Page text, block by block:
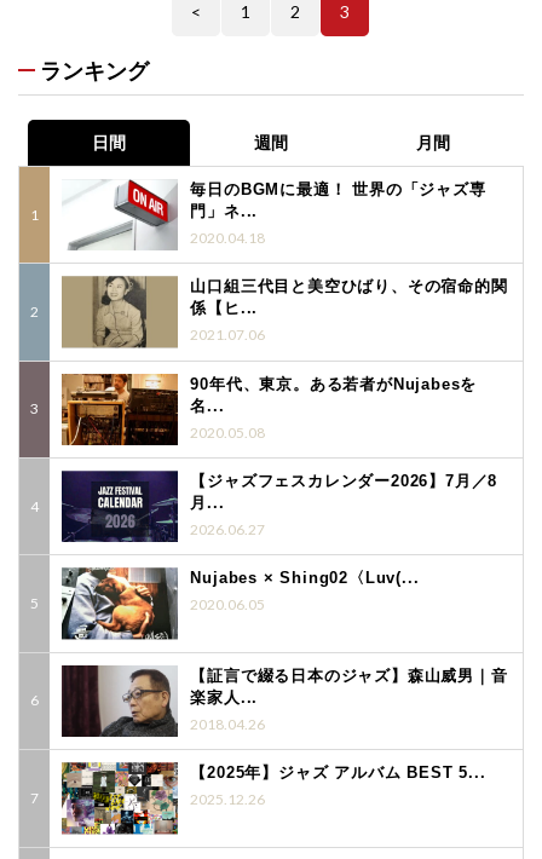
< 1 2 3
ランキング
日間 週間 月間
毎日のBGMに最適！ 世界の「ジャズ専
門」ネ...
2020.04.18
山口組三代目と美空ひばり、その宿命的関
係【ヒ...
2021.07.06
90年代、東京。ある若者がNujabesを
名...
2020.05.08
【ジャズフェスカレンダー2026】7月／8
月...
2026.06.27
Nujabes × Shing02〈Luv(...
2020.06.05
【証言で綴る日本のジャズ】森山威男｜音
楽家人...
2018.04.26
【2025年】ジャズ アルバム BEST 5...
2025.12.26